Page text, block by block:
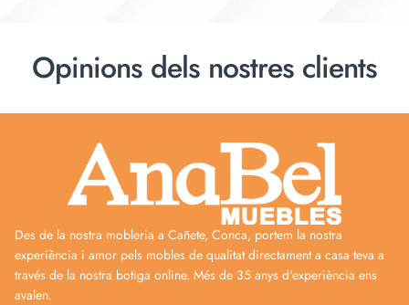
Opinions dels nostres clients
Des de la nostra mobleria a Cañete, Conca, portem la nostra
experiència i amor pels mobles de qualitat directament a casa teva a
través de la nostra botiga online. Més de 35 anys d'experiència ens
avalen.